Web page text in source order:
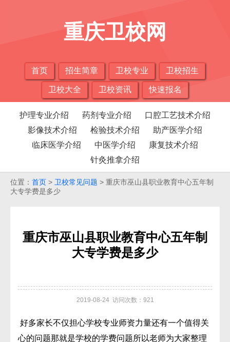
重庆卫校网
首页 招生简章 卫校专业 卫校招生
卫校大全 卫校资讯 快速报名
护理专业介绍 药剂专业介绍
口腔工艺技术介绍
影像技术介绍
检验技术介绍
助产医学介绍
临床医学介绍
中医学介绍
康复技术介绍
针灸推拿介绍
位置： 首页 > 卫校常见问题 > 重庆市巫山县职业教育中心五年制
大专学费是多少
重庆市巫山县职业教育中心五年制
大专学费是多少
2019-08-24 访问次数：921
好多家长不仅担心学校专业师资力量还有一个值得关
心的问题那就是学校的学费问题所以老师为大家整理